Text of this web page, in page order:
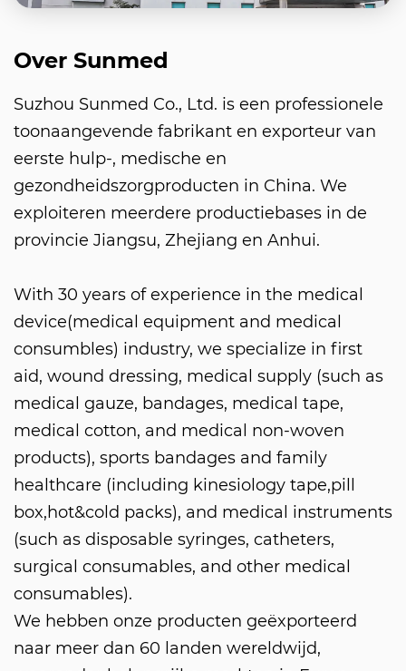
Over Sunmed
Suzhou Sunmed Co., Ltd. is een professionele
toonaangevende fabrikant en exporteur van
eerste hulp-, medische en
gezondheidszorgproducten in China. We
exploiteren meerdere productiebases in de
provincie Jiangsu, Zhejiang en Anhui.
With 30 years of experience in the medical
device(medical equipment and medical
consumbles) industry, we specialize in first
aid, wound dressing, medical supply (such as
medical gauze, bandages, medical tape,
medical cotton, and medical non-woven
products), sports bandages and family
healthcare (including kinesiology tape,pill
box,hot&cold packs), and medical instruments
(such as disposable syringes, catheters,
surgical consumables, and other medical
consumables).
We hebben onze producten geëxporteerd
naar meer dan 60 landen wereldwijd,